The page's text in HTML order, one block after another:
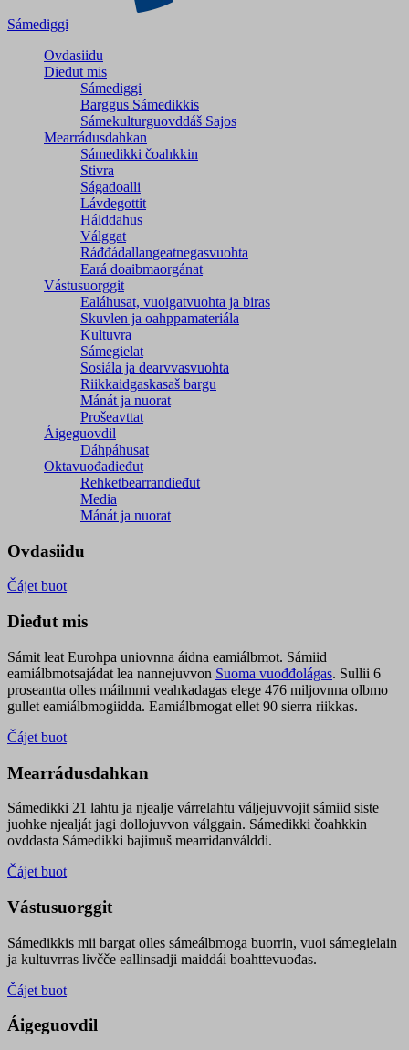
Sámediggi
Ovdasiidu
Dieđut mis
Sámediggi
Barggus Sámedikkis
Sámekulturguovddáš Sajos
Mearrádusdahkan
Sámedikki čoahkkin
Stivra
Ságadoalli
Lávdegottit
Hálddahus
Válggat
Ráđđádallangeatnegas­vuohta
Eará doaibmaorgánat
Vástusuorggit
Ealáhusat, vuoigatvuohta ja biras
Skuvlen ja oahppamateriála
Kultuvra
Sámegielat
Sosiála ja dearvvasvuohta
Riikkaidgaskasaš bargu
Mánát ja nuorat
Prošeavttat
Áigeguovdil
Dáhpáhusat
Oktavuođadieđut
Rehketbearrandieđut
Media
Mánát ja nuorat
Ovdasiidu
Čájet buot
Dieđut mis
Sámit leat Eurohpa uniovnna áidna eamiálbmot. Sámiid
eamiálbmotsajádat lea nannejuvvon Suoma vuođđolágas. Sullii 6
proseantta olles máilmmi veahkadagas elege 476 miljovnna olbmo
gullet eamiálbmogiidda. Eamiálbmogat ellet 90 sierra riikkas.
Čájet buot
Mearrádusdahkan
Sámedikki 21 lahtu ja njealje várrelahtu váljejuvvojit sámiid siste
juohke njealját jagi dollojuvvon válggain. Sámedikki čoahkkin
ovddasta Sámedikki bajimuš mearridanválddi.
Čájet buot
Vástusuorggit
Sámedikkis mii bargat olles sámeálbmoga buorrin, vuoi sámegielain
ja kultuvrras livčče eallinsadji maiddái boahttevuođas.
Čájet buot
Áigeguovdil